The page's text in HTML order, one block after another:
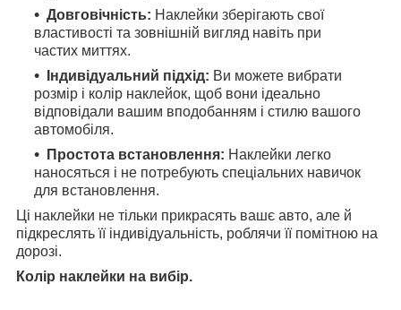
Довговічність: Наклейки зберігають свої
властивості та зовнішній вигляд навіть при
частих миттях.
Індивідуальний підхід: Ви можете вибрати
розмір і колір наклейок, щоб вони ідеально
відповідали вашим вподобанням і стилю вашого
автомобіля.
Простота встановлення: Наклейки легко
наносяться і не потребують спеціальних навичок
для встановлення.
Ці наклейки не тільки прикрасять вашє авто, але й
підкреслять її індивідуальність, роблячи її помітною на
дорозі.
Колір наклейки на вибір.